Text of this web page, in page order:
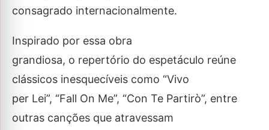
consagrado internacionalmente.
Inspirado por essa obra
grandiosa, o repertório do espetáculo reúne
clássicos inesquecíveis como “Vivo
per Lei”, “Fall On Me”, “Con Te Partirò”, entre
outras canções que atravessam